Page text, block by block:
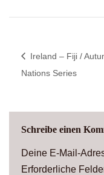
Ireland – Fiji /
Nations Series
Schreibe einen
Deine E-Mail-
Erforderliche